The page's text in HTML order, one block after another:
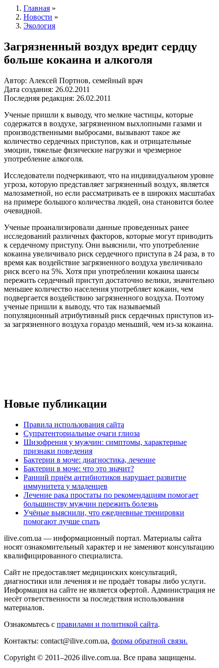
Главная »
Новости »
Экология
Загрязненный воздух вредит сердцу
больше кокаина и алкоголя
Автор: Алексей Портнов, семейный врач
Дата создания: 26.02.2011
Последняя редакция: 26.02.2011
Ученые пришли к выводу, что мелкие частицы, которые
содержатся в воздухе, загрязненном выхлопными газами и
производственными выбросами, вызывают такое же
количество сердечных приступов, как и отрицательные
эмоции, тяжелые физические нагрузки и чрезмерное
употребление алкоголя.
Исследователи подчеркивают, что на индивидуальном уровне
угроза, которую представляет загрязненный воздух, является
малозаметной, но если рассматривать ее в широких масштабах
на примере большого количества людей, она становится более
очевидной.
Ученые проанализировали данные проведенных ранее
исследований различных факторов, которые могут приводить
к сердечному приступу. Они выяснили, что употребление
кокаина увеличивало риск сердечного приступа в 24 раза, в то
время как воздействие загрязненного воздуха увеличивало
риск всего на 5%. Хотя при употреблении кокаина шансы
пережить сердечный приступ достаточно велики, значительно
меньшее количество населения употребляет кокаин, чем
подвергается воздействию загрязненного воздуха. Поэтому
ученые пришли к выводу, что так называемый
популяционный атрибутивный риск сердечных приступов из-
за загрязненного воздуха гораздо меньший, чем из-за кокаина.
Новые публикации
Правила использования сайта
Супратенториальные очаги глиоза
Шизофрения у мужчин: симптомы, характерные
признаки поведения
Бактерии в моче: диагностика, лечение
Бактерии в моче: что это значит?
Ранний приём антибиотиков нарушает развитие
иммунитета у младенцев
Лечение рака простаты по рекомендациям помогает
большинству мужчин пережить болезнь
Учёные выяснили, что ежедневные тренировки
помогают лучше спать
ilive.com.ua — информационный портал. Материалы сайта
носят ознакомительный характер и не заменяют консультацию
квалифицированного специалиста.
Сайт не предоставляет медицинских консультаций,
диагностики или лечения и не продаёт товары либо услуги.
Информация на сайте не является офертой. Администрация не
несёт ответственности за последствия использования
материалов.
Ознакомьтесь с правилами и политикой сайта.
Контакты: contact@ilive.com.ua, форма обратной связи.
Copyright © 2011–2026 ilive.com.ua. Все права защищены.